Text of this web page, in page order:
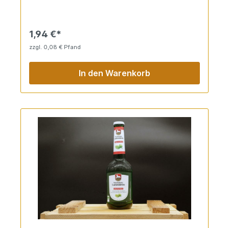
1,94 €*
zzgl. 0,08 € Pfand
In den Warenkorb